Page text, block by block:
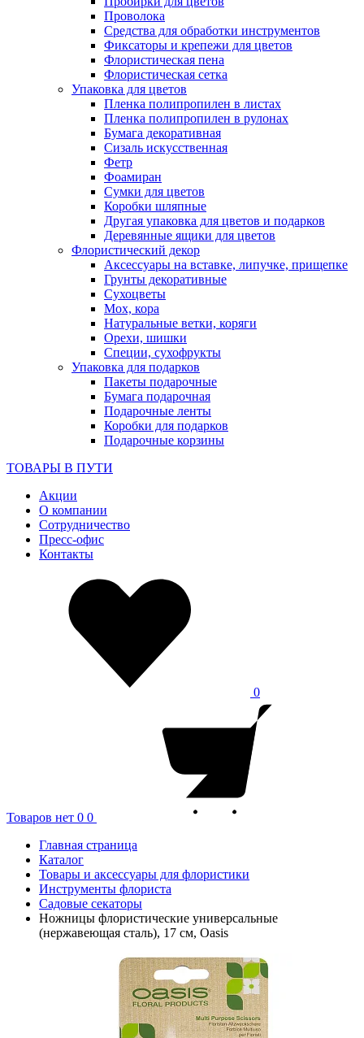
Проволока
Средства для обработки инструментов
Фиксаторы и крепежи для цветов
Флористическая пена
Флористическая сетка
Упаковка для цветов
Пленка полипропилен в листах
Пленка полипропилен в рулонах
Бумага декоративная
Сизаль искусственная
Фетр
Фоамиран
Сумки для цветов
Коробки шляпные
Другая упаковка для цветов и подарков
Деревянные ящики для цветов
Флористический декор
Аксессуары на вставке, липучке, прищепке
Грунты декоративные
Сухоцветы
Мох, кора
Натуральные ветки, коряги
Орехи, шишки
Специи, сухофрукты
Упаковка для подарков
Пакеты подарочные
Бумага подарочная
Подарочные ленты
Коробки для подарков
Подарочные корзины
ТОВАРЫ В ПУТИ
Акции
О компании
Сотрудничество
Пресс-офис
Контакты
0
Товаров нет 0 0
Главная страница
Каталог
Товары и аксессуары для флористики
Инструменты флориста
Садовые секаторы
Ножницы флористические универсальные
(нержавеющая сталь), 17 см, Oasis